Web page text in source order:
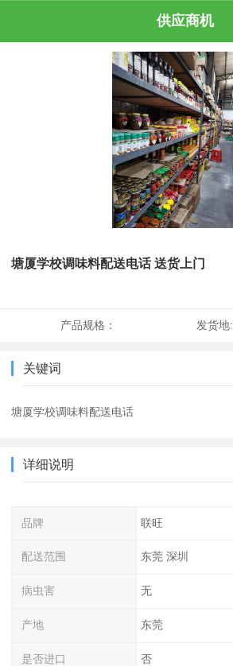
供应商机
塘厦学校调味料配送电话 送货上门
产品规格： 发货地:
关键词
塘厦学校调味料配送电话
详细说明
品牌 联旺
配送范围 东莞 深圳
病虫害 无
产地 东莞
是否进口 否